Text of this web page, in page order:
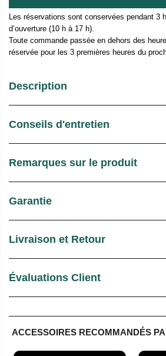
Les réservations sont conservées pendant 3
d’ouverture (10 h à 17 h).
Toute commande passée en dehors des
réservée pour les 3 premières heures du
Description
Conseils d'entretien
Remarques sur le produit
Garantie
Livraison et Retour
Évaluations Client
ACCESSOIRES RECOMMANDÉS